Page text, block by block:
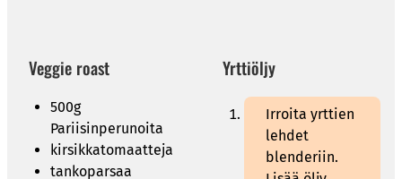
Veggie roast
500g
Pariisinperunoita
kirsikkatomaatteja
tankoparsaa
Yrttiöljy
Irroita yrttien
lehdet
blenderiin.